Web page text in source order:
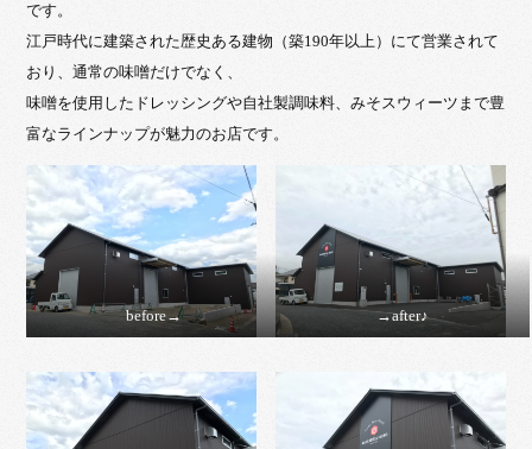
です。
江戸時代に建築された歴史ある建物（築190年以上）にて営業されて
おり、通常の味噌だけでなく、
味噌を使用したドレッシングや自社製調味料、みそスウィーツまで豊
富なラインナップが魅力のお店です。
before→ →after♪